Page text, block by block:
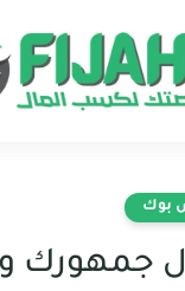
بوك
جمهورك